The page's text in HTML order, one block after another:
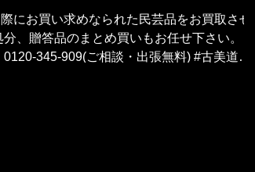
にお買い求めなられた民芸品をお買取させ
、贈答品のまとめ買いもお任せ下さい。ま
345-909(ご相談・出張無料) #古美道お